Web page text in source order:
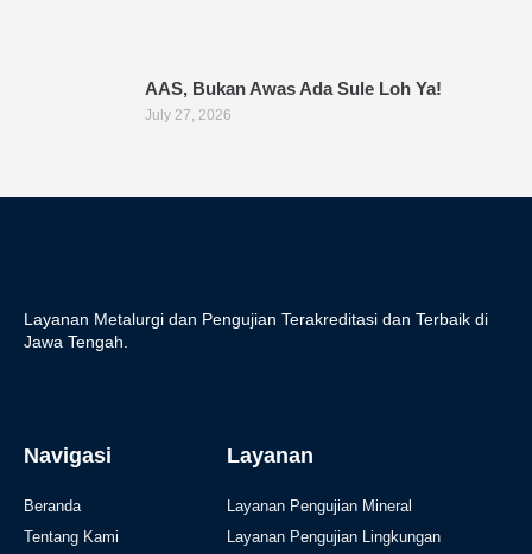
AAS, Bukan Awas Ada Sule Loh Ya!
July 27, 2026
Layanan Metalurgi dan Pengujian Terakreditasi dan Terbaik di
Jawa Tengah.
Navigasi
Beranda
Tentang Kami
Layanan
Layanan Pengujian Mineral
Layanan Pengujian Lingkungan